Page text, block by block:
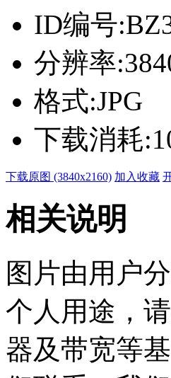
ID编号:
分辨率:
格式:JPG
下载消耗:
下载原图 (3840x2160) 加入收藏
相关说明
图片由用户
个人用途，
器及带宽等